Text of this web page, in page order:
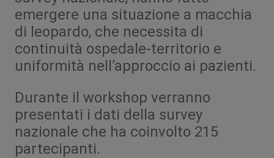
emergere una situazione a macchia
di leopardo, che necessita di
continuità ospedale-territorio e
uniformità nell’approccio ai pazienti.
Durante il workshop verranno
presentati i dati della survey
nazionale che ha coinvolto 215
partecipanti.